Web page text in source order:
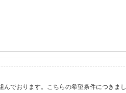
でおります。こちらの希望条件につきま